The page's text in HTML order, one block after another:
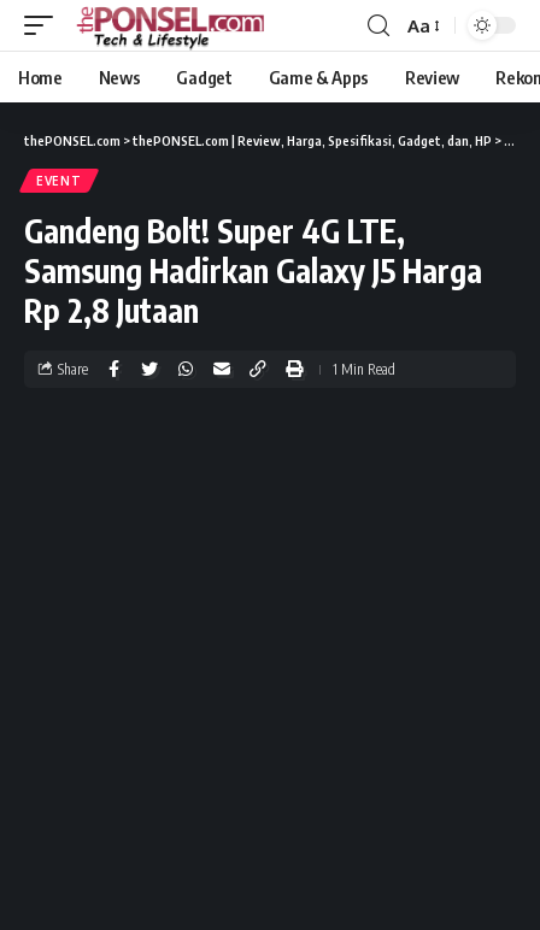
Aa
Home News Gadget Game & Apps Review
thePONSEL.com >thePONSEL.com | Review, Harga, Spesifikasi, Gadget, dan, HP > Event
EVENT
Gandeng Bolt! Super 4G LTE,
Samsung Hadirkan Galaxy J5 Harga
Rp 2,8 Jutaan
Share 1 Min Read